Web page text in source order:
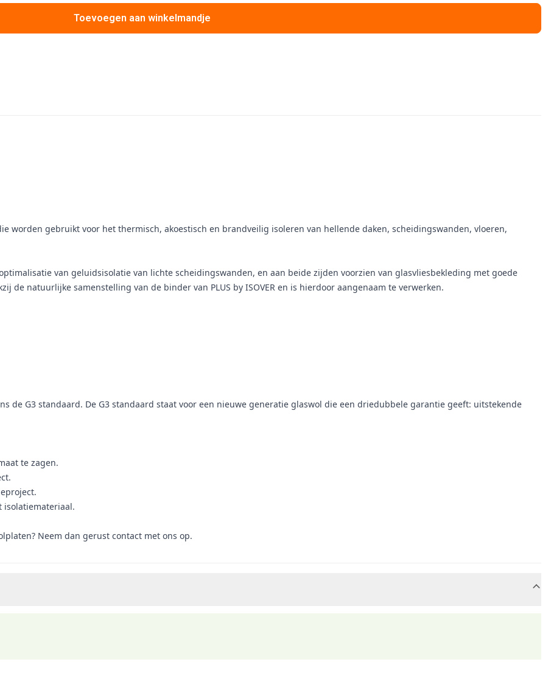
Toevoegen aan winkelmandje
worden gebruikt voor het thermisch, akoestisch en brandveilig isoleren van hellende daken, scheidingswanden, vloeren,
van geluidsisolatie van lichte scheidingswanden, en aan beide zijden voorzien van glasvliesbekleding met goede
de natuurlijke samenstelling van de binder van PLUS by ISOVER en is hierdoor aangenaam te verwerken.
de G3 standaard. De G3 standaard staat voor een nieuwe generatie glaswol die een driedubbele garantie geeft: uitstekende
te zagen.
isolatiemateriaal.
Neem dan gerust contact met ons op.